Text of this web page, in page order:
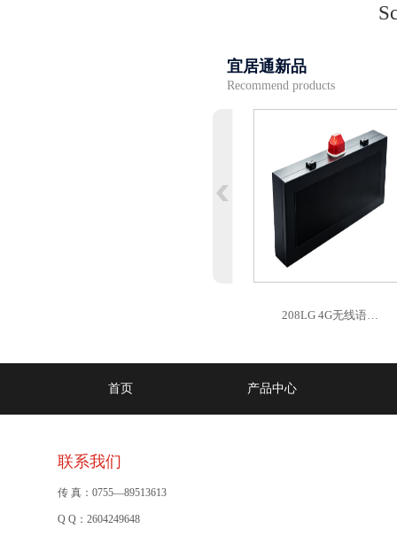
宜居通新品
Recommend products
208LG 4G无线语…
首页 产品中心
联系我们
传 真：0755—89513613
Q Q：2604249648